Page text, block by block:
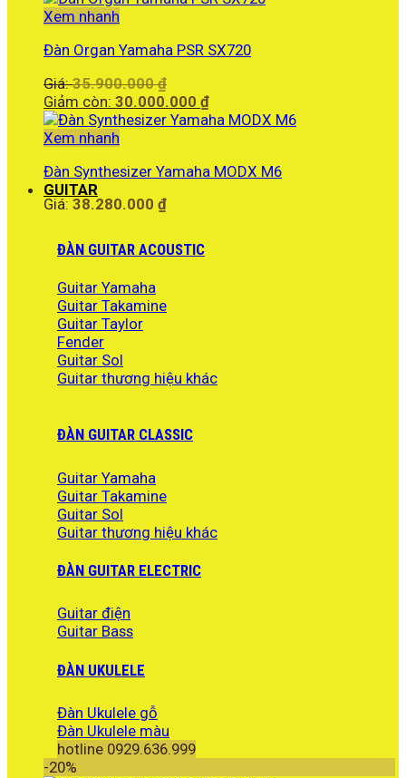
Xem nhanh
Đàn Organ Yamaha PSR SX720
Giá:35.900.000₫
gốc
là:
Giảm còn: 30.000.000 ₫Giá
hiện
30.000.000 ₫.
Xem nhanh
Đàn Synthesizer Yamaha MODX M6
Giá: 38.280.000 ₫
GUITAR
ĐÀN GUITAR ACOUSTIC
Guitar Yamaha
Guitar Takamine
Guitar Taylor
Fender
Guitar Sol
Guitar thương hiệu khác
ĐÀN GUITAR CLASSIC
Guitar Yamaha
Guitar Takamine
Guitar Sol
Guitar thương hiệu khác
ĐÀN GUITAR ELECTRIC
Guitar điện
Guitar Bass
ĐÀN UKULELE
Đàn Ukulele gỗ
Đàn Ukulele màu
hotline 0929.636.999
-20%